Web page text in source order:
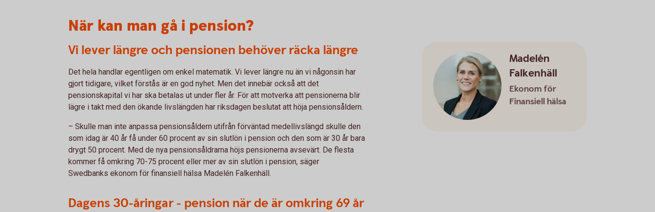
När kan man gå i pension?
Vi lever längre och pensionen behöver räcka längre
Det hela handlar egentligen om enkel matematik. Vi lever längre nu än vi någonsin har
gjort tidigare, vilket förstås är en god nyhet. Men det innebär också att det
pensionskapital vi har ska betalas ut under fler år. För att motverka att pensionerna blir
lägre i takt med den ökande livslängden har riksdagen beslutat att höja pensionsåldern.
– Skulle man inte anpassa pensionsåldern utifrån förväntad medellivslängd skulle den
som idag är 40 år få under 60 procent av sin slutlön i pension och den som är 30 år bara
drygt 50 procent. Med de nya pensionsåldrarna höjs pensionerna avsevärt. De flesta
kommer få omkring 70-75 procent eller mer av sin slutlön i pension, säger
Swedbanks ekonom för finansiell hälsa Madelén Falkenhäll.
Dagens 30-åringar - pension när de är omkring 69 år
Madelén
Falkenhäll
Ekonom för
Finansiell hälsa